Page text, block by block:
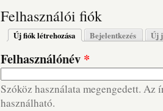
Felhasználói fiók
Elsődleges fülek
Új fiók létrehozása (aktív fül)
Bejelentkezés Új
Felhasználónév *
Szóköz használata megengedett. Az
használható.